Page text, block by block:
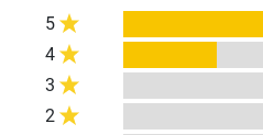
5
4
3
2